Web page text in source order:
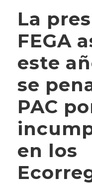
La
FEGA
este
se
PAC
en los